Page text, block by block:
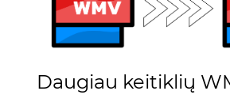
Daugiau keitiklių